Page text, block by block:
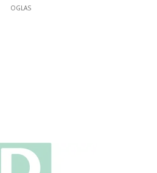
OGLAS